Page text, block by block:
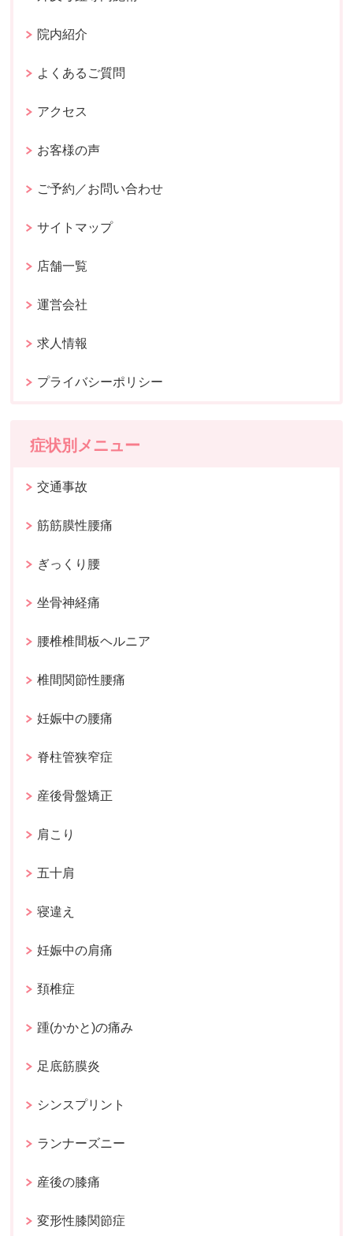
院内紹介
よくあるご質問
アクセス
お客様の声
ご予約／お問い合わせ
サイトマップ
店舗一覧
運営会社
求人情報
プライバシーポリシー
症状別メニュー
交通事故
筋筋膜性腰痛
ぎっくり腰
坐骨神経痛
腰椎椎間板ヘルニア
椎間関節性腰痛
妊娠中の腰痛
脊柱管狭窄症
産後骨盤矯正
肩こり
五十肩
寝違え
妊娠中の肩痛
頚椎症
踵(かかと)の痛み
足底筋膜炎
シンスプリント
ランナーズニー
産後の膝痛
変形性膝関節症